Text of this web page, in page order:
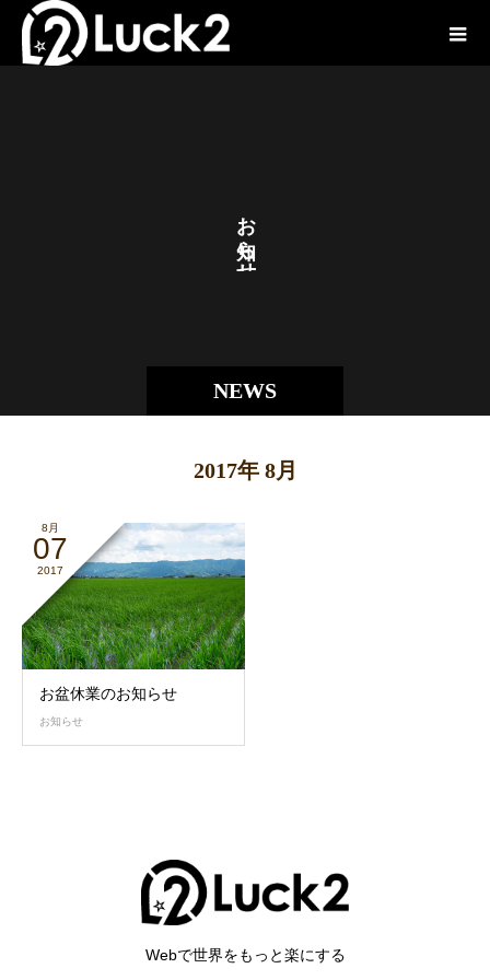
NEWS
お
ら
せ
2017年 8月
8月
07
2017
お盆休業のお知らせ
お知らせ
Webで世界をもっと楽にする